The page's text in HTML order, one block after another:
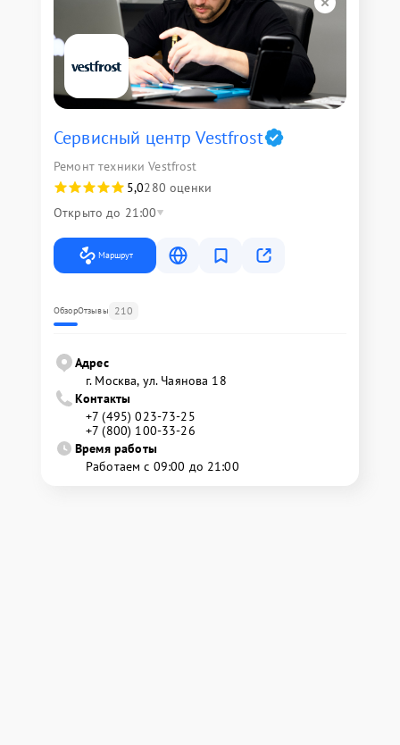
Сервисный центр Vestfrost
Ремонт техники Vestfrost
5,0280 оценки
Открыто до 21:00
Маршрут
ОбзорОтзывы 210
Адрес
г. Москва, ул. Чаянова 18
Контакты
+7 (495) 023-73-25
+7 (800) 100-33-26
Время работы
Работаем с 09:00 до 21:00